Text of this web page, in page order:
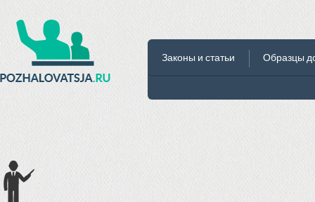
Законы и статьи Образцы